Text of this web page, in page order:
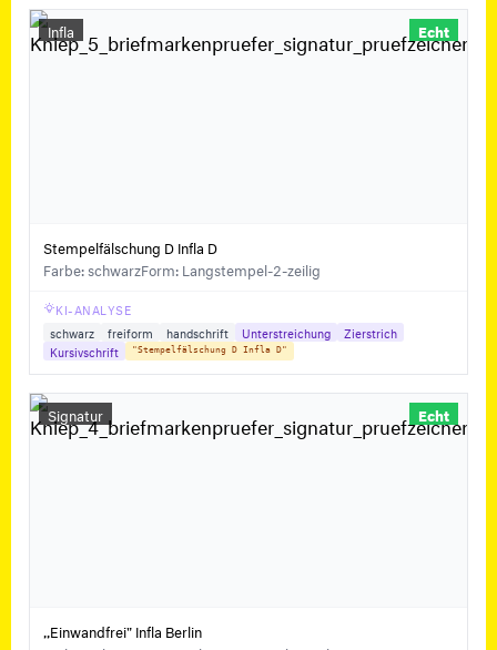
Infla Echt
Stempelfälschung D Infla D
Farbe: schwarzForm: Langstempel-2-zeilig
KI-ANALYSE
schwarz
freiform handschrift Unterstreichung
Zierstrich
Kursivschrift
"Stempelfälschung D Infla D"
Signatur Echt
,,Einwandfrei" Infla Berlin